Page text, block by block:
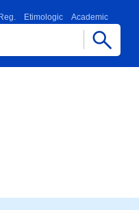
Etimologic Academic